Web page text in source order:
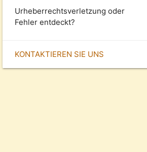
Urheberrechtsverletzung oder
Fehler entdeckt?
KONTAKTIEREN SIE UNS